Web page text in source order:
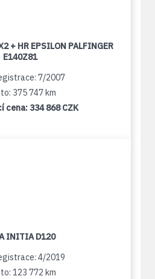
+ HR EPSILON PALFINGER
E140Z81
7/2007
375 747 km
cena: 334 868 CZK
INITIA D120
4/2019
123 772 km